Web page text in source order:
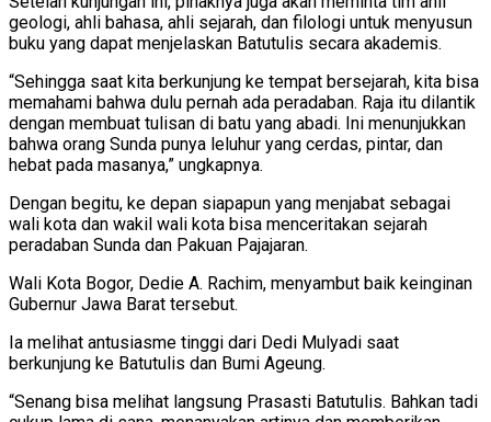
geologi, ahli bahasa, ahli sejarah, dan filologi untuk menyusun
buku yang dapat menjelaskan Batutulis secara akademis.
“Sehingga saat kita berkunjung ke tempat bersejarah, kita bisa
memahami bahwa dulu pernah ada peradaban. Raja itu dilantik
dengan membuat tulisan di batu yang abadi. Ini menunjukkan
bahwa orang Sunda punya leluhur yang cerdas, pintar, dan
hebat pada masanya,” ungkapnya.
Dengan begitu, ke depan siapapun yang menjabat sebagai
wali kota dan wakil wali kota bisa menceritakan sejarah
peradaban Sunda dan Pakuan Pajajaran.
Wali Kota Bogor, Dedie A. Rachim, menyambut baik keinginan
Gubernur Jawa Barat tersebut.
Ia melihat antusiasme tinggi dari Dedi Mulyadi saat
berkunjung ke Batutulis dan Bumi Ageung.
“Senang bisa melihat langsung Prasasti Batutulis. Bahkan tadi